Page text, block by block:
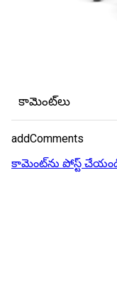
కామెంట్‌లు
addComments
కామెంట్‌ను పోస్ట్